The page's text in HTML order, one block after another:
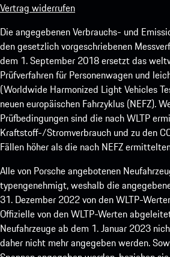
Vertrag widerrufen
Die angegebenen Verbrauchs- und
den gesetzlich vorgeschriebenen
dem 1. September 2018 ersetzt das
Prüfverfahren für Personenwagen und
(Worldwide Harmonized Light Vehicles
neuen europäischen Fahrzyklus (NEFZ).
Prüfbedingungen sind die nach WLTP
Kraftstoff-/Stromverbrauch und zu den
Fällen höher als die nach NEFZ
Alle von Porsche angebotenen
typengenehmigt, weshalb die
31. Dezember 2022 von den WLTP-
Offizielle von den WLTP-Werten
Neufahrzeuge ab dem 1. Januar 2023
daher nicht mehr angegeben werden.